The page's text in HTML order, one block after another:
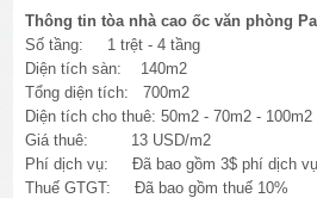
Thông tin tòa nhà cao ốc văn phòng
Số tầng: 1 trệt - 4 tầng
Diện tích sàn: 140m2
Tổng diện tích: 700m2
Diện tích cho thuê: 50m2 - 70m2 - 100m2
Giá thuê: 13 USD/m2
Phí dịch vụ: Đã bao gồm 3$ phí dịch vụ
Thuế GTGT: Đã bao gồm thuế 10%